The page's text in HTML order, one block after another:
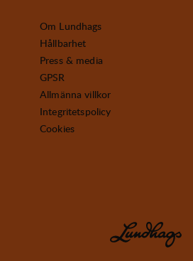
Om Lundhags
Hållbarhet
Press & media
GPSR
Allmänna villkor
Integritetspolicy
Cookies